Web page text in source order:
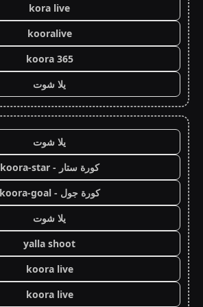
kora live
kooralive
koora 365
يلا شوت
يلا شوت
كورة ستار - koora-star
كورة جول - koora-goal
يلا شوت
yalla shoot
koora live
koora live